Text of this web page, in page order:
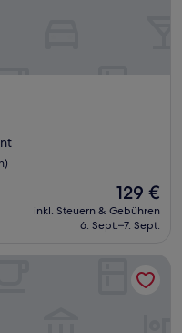
Der
Preis
beträgt
129 €
inkl. Steuern & Gebühren
6. Sept.–7. Sept.